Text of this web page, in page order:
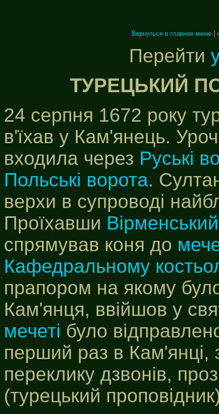
Вернуться в главное меню
Перейти
ТУРЕЦЬКИЙ
24 серпня 1672 року
в'їхав у Кам'янець.
входила через Руські
Польські ворота.
верхи в супроводі
Проїхавши Вірменський
спрямував коня до
Кафедральному
прапором на якому
Кам'янця, ввійшов у
мечеті було
перший раз в Кам'янці,
переклику дзвонів,
(турецький